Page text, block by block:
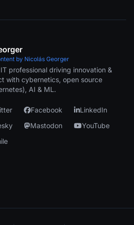
by Nicolás Georger
professional driving innovation &
with cybernetics, open source
AI & ML.
Facebook
LinkedIn
Mastodon
YouTube